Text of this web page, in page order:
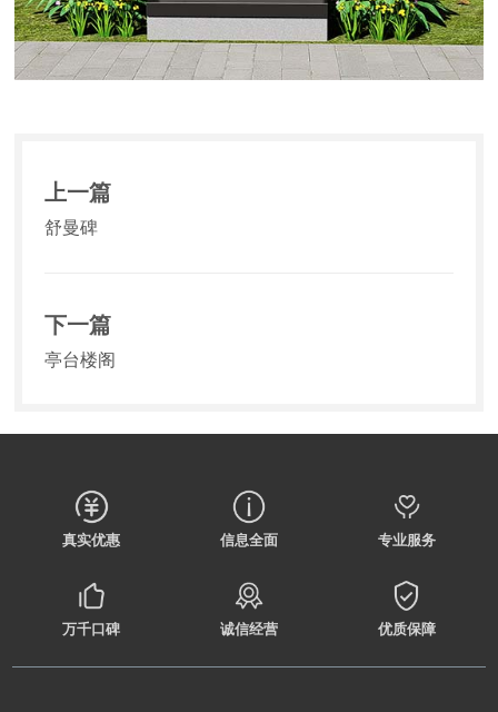
上一篇
舒曼碑
下一篇
亭台楼阁
真实优惠 信息全面 专业服务
万千口碑 诚信经营 优质保障